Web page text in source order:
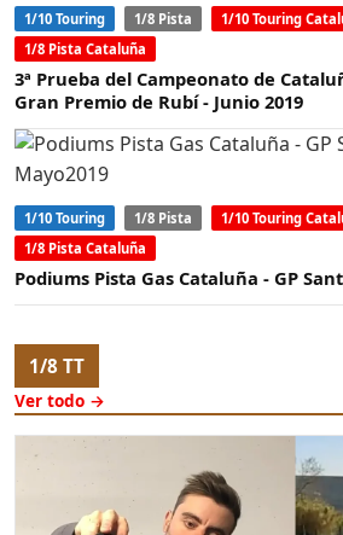
1/10 Touring 1/8 Pista
1/10 Touring
1/8 Pista Cataluña
3ª Prueba del Campeonato de
Gran Premio de Rubí - Junio 2019
1/10 Touring 1/8 Pista
1/10 Touring
1/8 Pista Cataluña
Podiums Pista Gas Cataluña - GP
1/8 TT
Ver todo →